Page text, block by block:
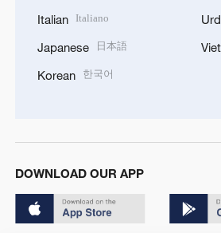
Italian Italiano
Japanese 日本語
Korean 한국어
DOWNLOAD OUR APP